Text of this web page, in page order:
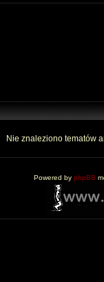
Nie znaleziono tematów
Powered by phpBB